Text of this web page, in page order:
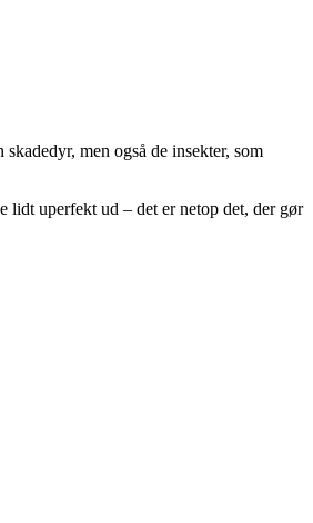
men også de insekter, som
lidt uperfekt ud – det er netop det, der gør